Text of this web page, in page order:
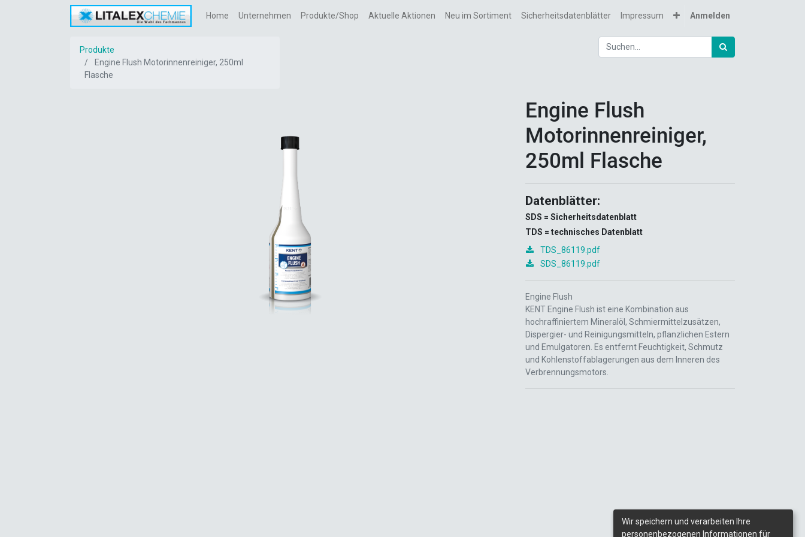
Home Unternehmen Produkte/Shop Aktuelle Aktionen Neu im Sortiment Sicherheitsdatenblätter Impressum Anmelden
Produkte
Engine Flush Motorinnenreiniger, 250ml
Flasche
Engine Flush
Motorinnenreiniger,
250ml Flasche
Datenblätter:
SDS = Sicherheitsdatenblatt
TDS = technisches Datenblatt
TDS_86119.pdf
SDS_86119.pdf
Engine Flush
KENT Engine Flush ist eine Kombination aus
hochraffiniertem Mineralöl, Schmiermittelzusätzen,
Dispergier- und Reinigungsmitteln, pflanzlichen Estern
und Emulgatoren. Es entfernt Feuchtigkeit, Schmutz
und Kohlenstoffablagerungen aus dem Inneren des
Verbrennungsmotors.
Wir speichern und verarbeiten Ihre
personenbezogenen Informationen für